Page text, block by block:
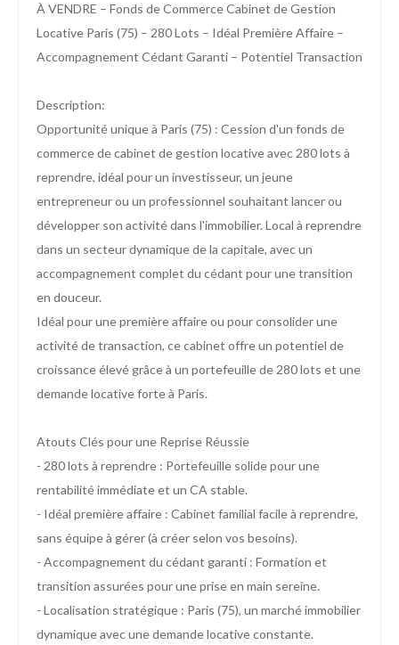
À VENDRE – Fonds de Commerce Cabinet de Gestion
Locative Paris (75) – 280 Lots – Idéal Première Affaire –
Accompagnement Cédant Garanti – Potentiel Transaction
Description:
Opportunité unique à Paris (75) : Cession d'un fonds de
commerce de cabinet de gestion locative avec 280 lots à
reprendre, idéal pour un investisseur, un jeune
entrepreneur ou un professionnel souhaitant lancer ou
développer son activité dans l'immobilier. Local à reprendre
dans un secteur dynamique de la capitale, avec un
accompagnement complet du cédant pour une transition
en douceur.
Idéal pour une première affaire ou pour consolider une
activité de transaction, ce cabinet offre un potentiel de
croissance élevé grâce à un portefeuille de 280 lots et une
demande locative forte à Paris.
Atouts Clés pour une Reprise Réussie
- 280 lots à reprendre : Portefeuille solide pour une
rentabilité immédiate et un CA stable.
- Idéal première affaire : Cabinet familial facile à reprendre,
sans équipe à gérer (à créer selon vos besoins).
- Accompagnement du cédant garanti : Formation et
transition assurées pour une prise en main sereine.
- Localisation stratégique : Paris (75), un marché immobilier
dynamique avec une demande locative constante.